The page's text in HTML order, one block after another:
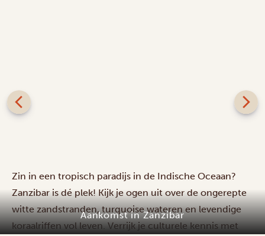
Aankomst in Zanzibar
Zin in een tropisch paradijs in de Indische Oceaan?
Zanzibar is dé plek! Kijk je ogen uit over de ongerepte
witte zandstranden, turquoise wateren en levendige
koraalriffen vol leven. Verrijk je culturele kennis met